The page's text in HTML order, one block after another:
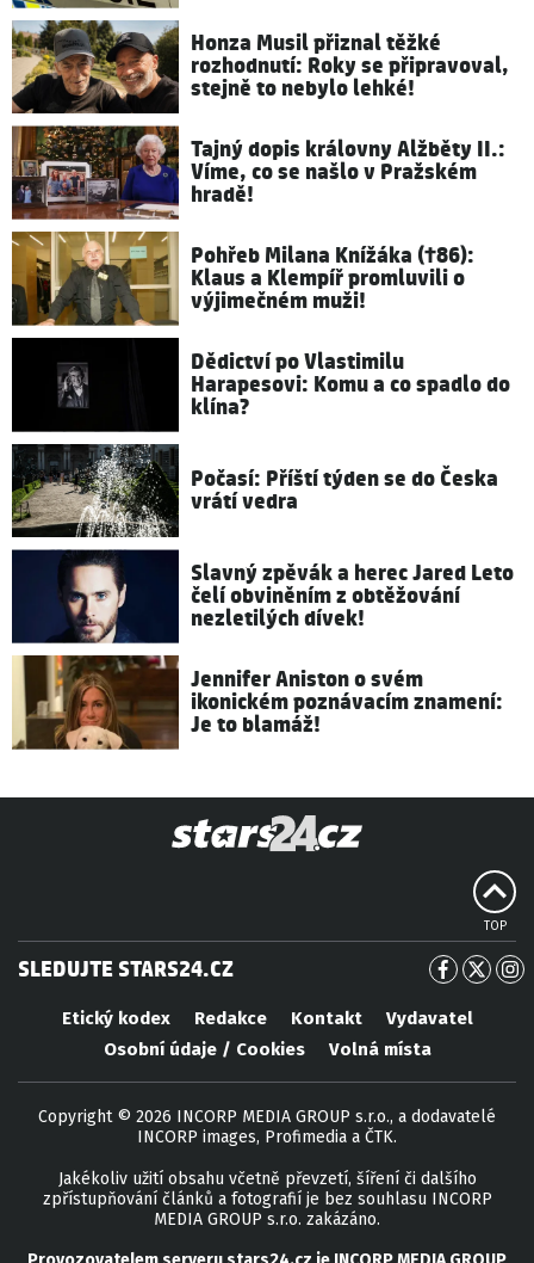
Honza Musil přiznal těžké
rozhodnutí: Roky se připravoval,
stejně to nebylo lehké!
Tajný dopis královny Alžběty II.:
Víme, co se našlo v Pražském
hradě!
Pohřeb Milana Knížáka (†86):
Klaus a Klempíř promluvili o
výjimečném muži!
Dědictví po Vlastimilu
Harapesovi: Komu a co spadlo do
klína?
Počasí: Příští týden se do Česka
vrátí vedra
Slavný zpěvák a herec Jared Leto
čelí obviněním z obtěžování
nezletilých dívek!
Jennifer Aniston o svém
ikonickém poznávacím znamení:
Je to blamáž!
TOP
SLEDUJTE STARS24.CZ
Etický kodex Redakce Kontakt
Vydavatel
Osobní údaje / Cookies
Volná místa
Copyright © 2026 INCORP MEDIA GROUP s.r.o., a dodavatelé
INCORP images, Profimedia a ČTK.
Jakékoliv užití obsahu včetně převzetí, šíření či dalšího
zpřístupňování článků a fotografií je bez souhlasu INCORP
MEDIA GROUP s.r.o. zakázáno.